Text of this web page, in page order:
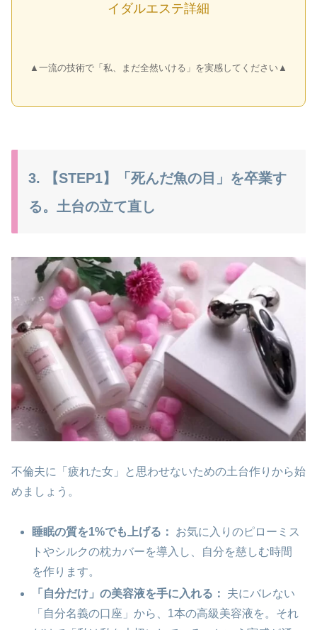
イダルエステ詳細
▲一流の技術で「私、まだ全然いける」を実感してください▲
3. 【STEP1】「死んだ魚の目」を卒業す
る。土台の立て直し
不倫夫に「疲れた女」と思わせないための土台作りから始
めましょう。
睡眠の質を1%でも上げる：
お気に入りのピローミス
トやシルクの枕カバーを導入し、自分を慈しむ時間
を作ります。
「自分だけ」の美容液を手に入れる：
夫にバレない
「自分名義の口座」から、1本の高級美容液を。それ